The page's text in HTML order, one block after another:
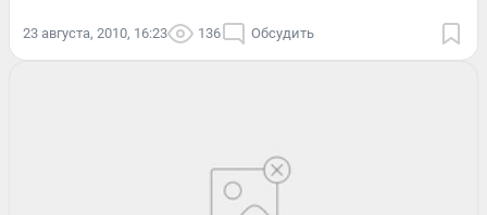
23 августа, 2010, 16:23 136 Обсудить